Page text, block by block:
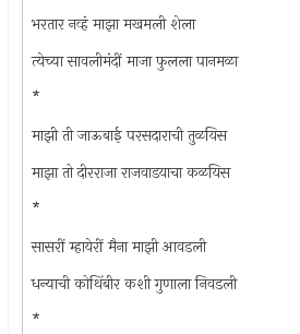
भरतार नव्हं माझा मखमली शेला
त्येच्या सावलीमंदीं माजा फुलला पानमळा
*
माझी ती जाऊबाई परसदाराची तुळयिस
माझा तो दीरराजा राजवाडयाचा कळयिस
*
सासरीं म्हायेरीं मैना माझी आवडली
धन्याची कोथिंबीर कशी गुणाला निवडली
*